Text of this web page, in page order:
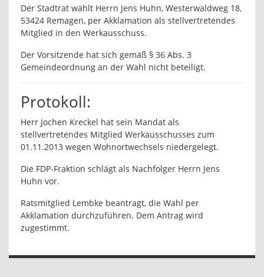
Der Stadtrat wählt Herrn Jens Huhn, Westerwaldweg 18,
53424 Remagen, per Akklamation als stellvertretendes
Mitglied in den Werkausschuss.
Der Vorsitzende hat sich gemäß § 36 Abs. 3
Gemeindeordnung an der Wahl nicht beteiligt.
Protokoll:
Herr Jochen Kreckel hat sein Mandat als
stellvertretendes Mitglied Werkausschusses zum
01.11.2013 wegen Wohnortwechsels niedergelegt.
Die FDP-Fraktion schlägt als Nachfolger Herrn Jens
Huhn vor.
Ratsmitglied Lembke beantragt, die Wahl per
Akklamation durchzuführen. Dem Antrag wird
zugestimmt.